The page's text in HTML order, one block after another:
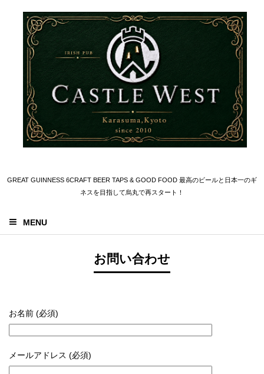
GREAT GUINNESS 6CRAFT BEER TAPS & GOOD FOOD 最高のビールと日本一のギ
ネスを目指して烏丸で再スタート！
MENU
お問い合わせ
お名前 (必須)
メールアドレス (必須)